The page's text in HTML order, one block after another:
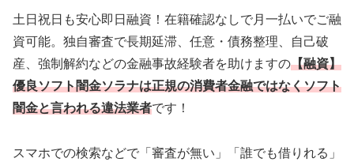
土日祝日も安心即日融資！在籍確認なしで月一払いでご融
資可能。独自審査で長期延滞、任意・債務整理、自己破
産、強制解約などの金融事故経験者を助けますの【融資】
優良ソフト闇金ソラナは正規の消費者金融ではなくソフト
闇金と言われる違法業者です！
スマホでの検索などで「審査が無い」「誰でも借りれる」